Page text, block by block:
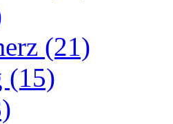
(21)
(15)